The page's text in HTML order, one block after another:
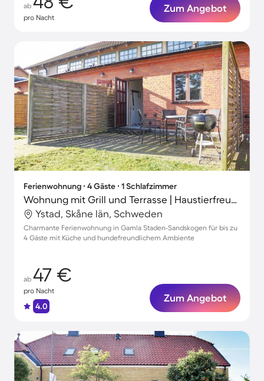
ab
pro Nacht
Zum Angebot
Ferienwohnung ∙ 4 Gäste ∙ 1 Schlafzimmer
Wohnung mit Grill und Terrasse | Haustierfreundlich
Ystad, Skåne län, Schweden
Charmante Ferienwohnung in Gamla Staden-Sandskogen für bis zu
4 Gäste mit Küche und hundefreundlichem Ambiente
ab 47 €
pro Nacht
4.0
Zum Angebot